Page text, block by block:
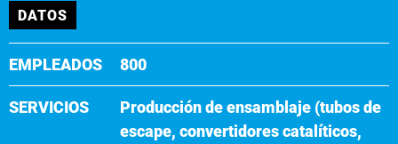
DATOS
EMPLEADOS 800
SERVICIOS
Producción de ensamblaje (tubos de
escape, convertidores catalíticos,